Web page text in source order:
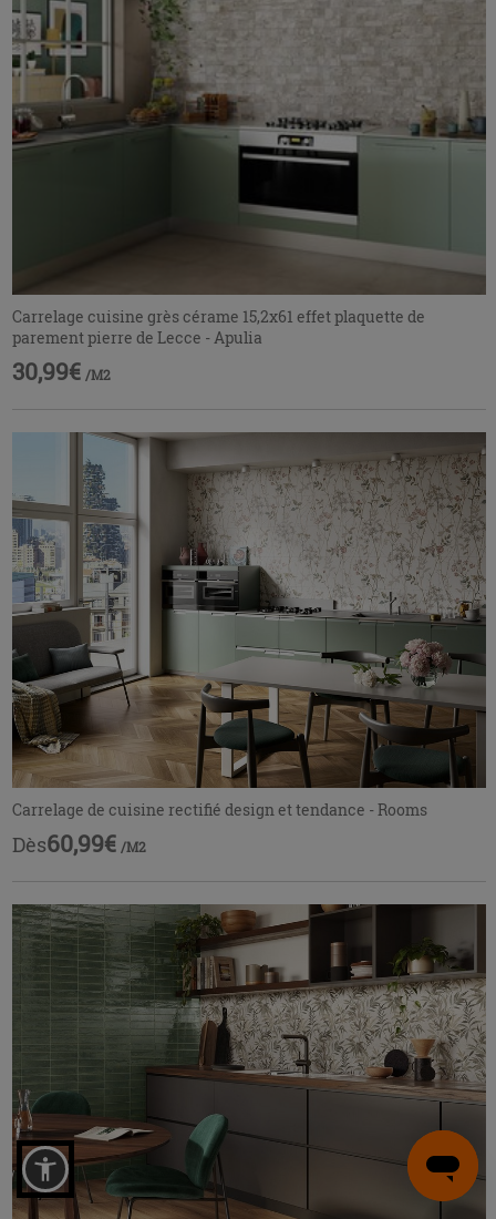
Carrelage cuisine grès cérame 15,2x61 effet plaquette de
parement pierre de Lecce - Apulia
30,99€ /M2
Carrelage de cuisine rectifié design et tendance - Rooms
Dès60,99€ /M2